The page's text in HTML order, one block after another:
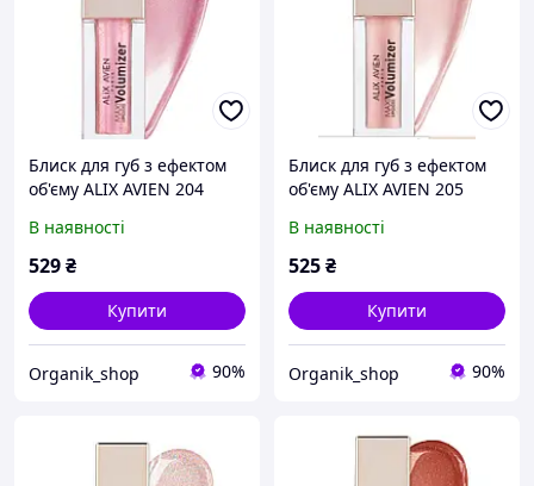
Блиск для губ з ефектом
об'єму ALIX AVIEN 204
В наявності
529₴
Купити
Organik_shop 90%
Блиск для губ з ефектом
об'єму ALIX AVIEN 205
В наявності
525₴
Купити
Organik_shop 90%